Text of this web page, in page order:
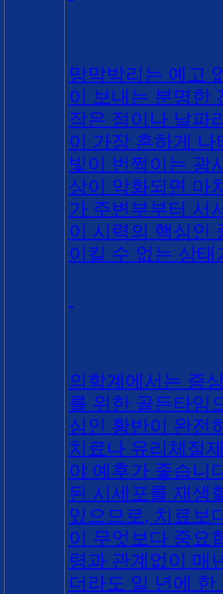
망막박리는 예고
이 보내는 분명한
작은 점이나 날파
이 가장 흔하게 나
빛이 번쩍이는 광
상이 악화되면 마
가 주변부부터 서
이 시력의 핵심인
이킬 수 없는 상태
의학계에서는 증
를 위한 골든타임
심인 황반이 완전
치료나 유리체절
야 예후가 좋습니
된 시세포를 재생
있으므로, 치료보
이 무엇보다 중요
령과 관계없이 매
더라도 일 년에